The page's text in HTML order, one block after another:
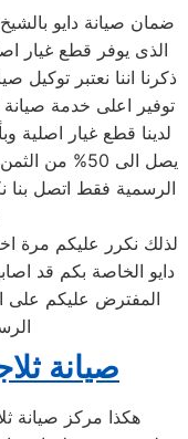
ضمان صيانة دايو
الذى يوفر قطع غيار
ذكرنا اننا نعتبر توكيل
توفير اعلى خدمة صيانة
لدينا قطع غيار اصلية
يصل الى 50%
الرسمية فقط اتصل
لذلك نكرر عليكم مرة
دايو الخاصة بكم قد
المفترض عليكم على
الرسمى
صيانة
هكذا مركز صيانة